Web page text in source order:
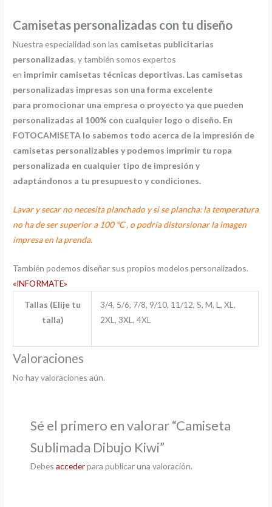
Camisetas personalizadas con tu diseño
Nuestra especialidad son las camisetas publicitarias
personalizadas, y también somos expertos
en imprimir camisetas técnicas deportivas. Las camisetas
personalizadas impresas son una forma excelente
para promocionar una empresa o proyecto ya que pueden
personalizadas al 100% con cualquier logo o diseño. En
FOTOCAMISETA lo sabemos todo acerca de la impresión de
camisetas personalizables y podemos imprimir tu ropa
personalizada en cualquier tipo de impresión y
adaptándonos a tu presupuesto y condiciones.
Lavar y secar no necesita planchado y si se plancha: la temperatura
no ha de ser superior a 100 ºC , o podría distorsionar la imagen
impresa en la prenda.
También podemos diseñar sus propios modelos personalizados.
«INFORMATE»
Tallas (Elije tu
talla)
3/4, 5/6, 7/8, 9/10, 11/12, S, M, L, XL,
2XL, 3XL, 4XL
Valoraciones
No hay valoraciones aún.
Sé el primero en valorar “Camiseta
Sublimada Dibujo Kiwi”
Debesaccederpara publicar una valoración.